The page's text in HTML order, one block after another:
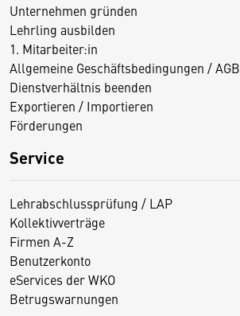
Unternehmen gründen
Lehrling ausbilden
1. Mitarbeiter:in
Allgemeine Geschäftsbedingungen / AGB
Dienstverhältnis beenden
Exportieren / Importieren
Förderungen
Service
Lehrabschlussprüfung / LAP
Kollektivverträge
Firmen A-Z
Benutzerkonto
eServices der WKO
Betrugswarnungen